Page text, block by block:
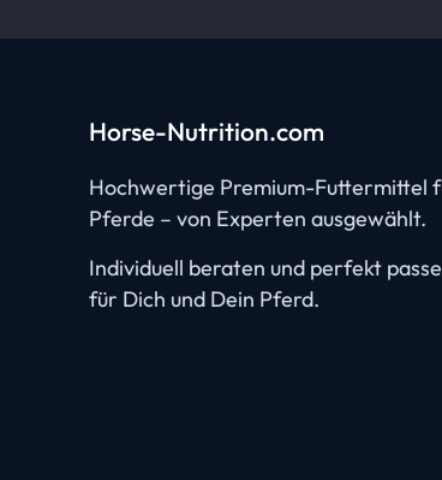
Horse-Nutrition.com
Hochwertige Premium-Futtermittel
Pferde – von Experten ausgewählt.
Individuell beraten und perfekt
für Dich und Dein Pferd.